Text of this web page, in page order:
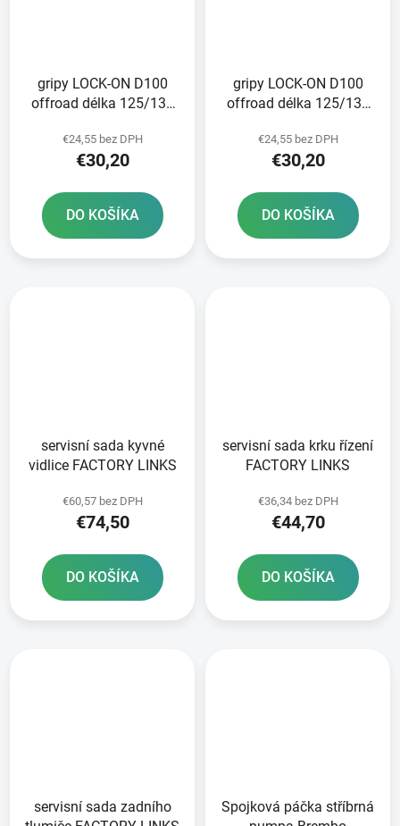
gripy LOCK-ON D100
offroad délka 125/130
černo-oranžové
€24,55 bez DPH
€30,20
DO KOŠÍKA
gripy LOCK-ON D100
offroad délka 125/130
černo-červené
€24,55 bez DPH
€30,20
DO KOŠÍKA
servisní sada kyvné
vidlice FACTORY LINKS
€60,57 bez DPH
€74,50
DO KOŠÍKA
servisní sada krku řízení
FACTORY LINKS
€36,34 bez DPH
€44,70
DO KOŠÍKA
servisní sada zadního
Spojková páčka stříbrná